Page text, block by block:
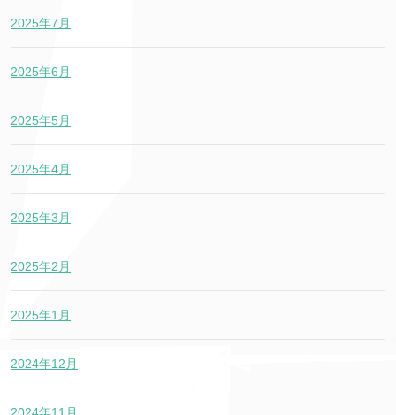
2025年7月
2025年6月
2025年5月
2025年4月
2025年3月
2025年2月
2025年1月
2024年12月